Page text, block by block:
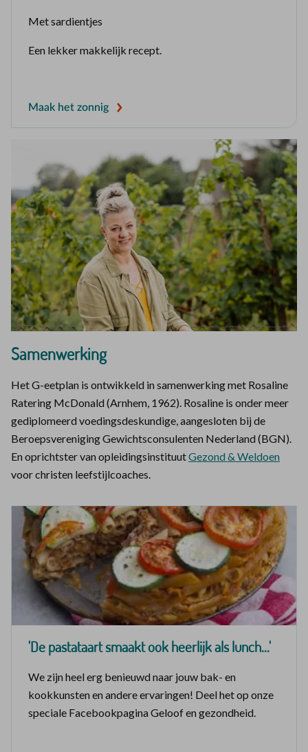
Met sardientjes
Een lekker makkelijk recept.
Maak het zonnig
Samenwerking
Het G-eetplan is ontwikkeld in samenwerking met Rosaline
Ratering McDonald (Arnhem, 1962). Rosaline is onder meer
gediplomeerd voedingsdeskundige, aangesloten bij de
Beroepsvereniging Gewichtsconsulenten Nederland (BGN).
En oprichtster van opleidingsinstituutGezond & Weldoen
voor christen leefstijlcoaches.
'De pastataart smaakt ook heerlijk als lunch...'
We zijn heel erg benieuwd naar jouw bak- en
kookkunsten en andere ervaringen! Deel het op onze
speciale Facebookpagina Geloof en gezondheid.